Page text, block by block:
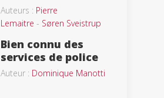
Auteurs : Pierre
Lemaitre - Søren Sveistrup
Bien connu des
services de police
Auteur : Dominique Manotti